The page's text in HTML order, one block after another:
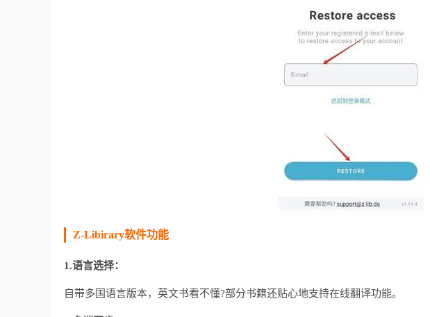
Z-Libirary软件功能
1.语言选择：
自带多国语言版本，英文书看不懂?部分书籍还贴心地支持在线翻译功能。